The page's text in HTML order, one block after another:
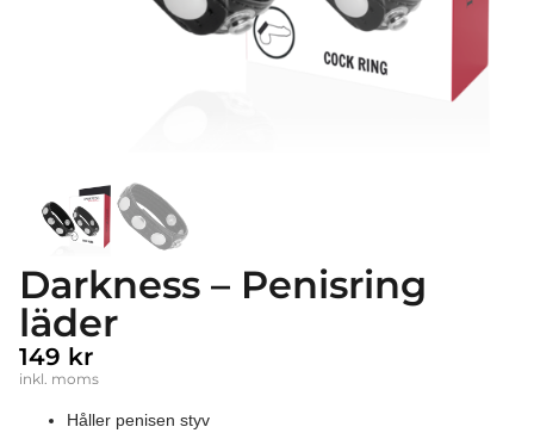
Darkness – Penisring
läder
149 kr
inkl. moms
Håller penisen styv